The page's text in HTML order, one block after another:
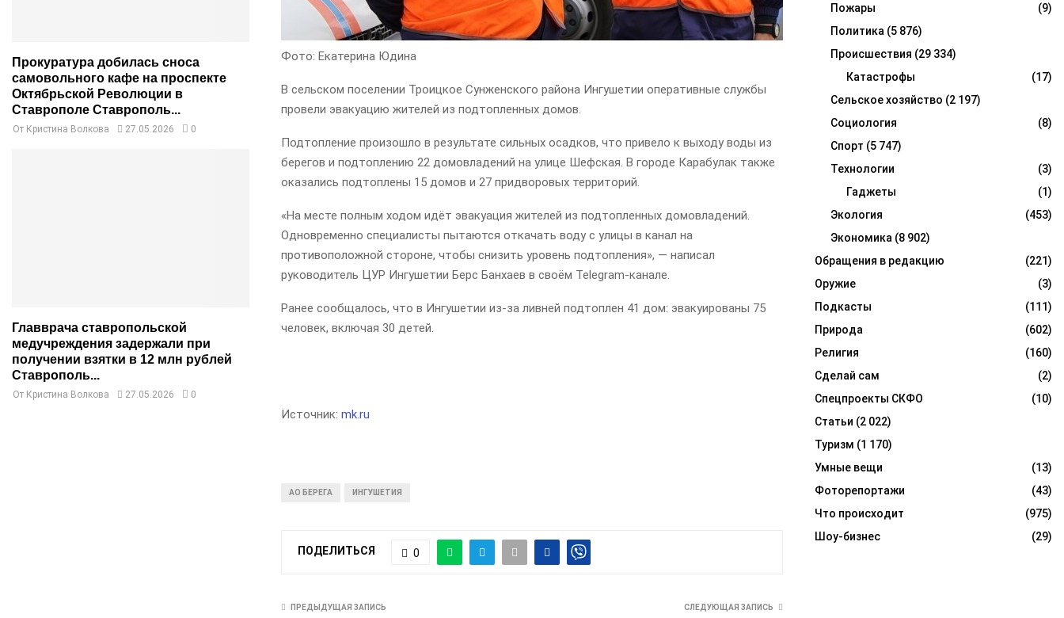
Фото: Екатерина Юдина
В сельском поселении Троицкое Сунженского района Ингушетии оперативные службы
провели эвакуацию жителей из подтопленных домов.
Подтопление произошло в результате сильных осадков, что привело к выходу воды из
берегов и подтоплению 22 домовладений на улице Шефская. В городе Карабулак также
оказались подтоплены 15 домов и 27 придворовых территорий.
«На месте полным ходом идёт эвакуация жителей из подтопленных домовладений.
Одновременно специалисты пытаются откачать воду с улицы в канал на
противоположной стороне, чтобы снизить уровень подтопления», — написал
руководитель ЦУР Ингушетии Берс Банхаев в своём Telegram-канале.
Ранее сообщалось, что в Ингушетии из-за ливней подтоплен 41 дом: эвакуированы 75
человек, включая 30 детей.
Источник: mk.ru
АО БЕРЕГА ИНГУШЕТИЯ
ПОДЕЛИТЬСЯ 0
ПРЕДЫДУЩАЯ ЗАПИСЬ СЛЕДУЮЩАЯ ЗАПИСЬ
Прокуратура добилась сноса
самовольного кафе на проспекте
Октябрьской Революции в
Ставрополе Ставрополь...
От Кристина Волкова 27.05.2026 0
Главврача ставропольской
медучреждения задержали при
получении взятки в 12 млн рублей
Ставрополь...
От Кристина Волкова 27.05.2026 0
Пожары
(9)
Политика (5 876)
Происшествия (29 334)
Катастрофы
(17)
Сельское хозяйство (2 197)
Социология
(8)
Спорт (5 747)
Технологии
(3)
Гаджеты
(1)
Экология
(453)
Экономика (8 902)
Обращения в редакцию
(221)
Оружие
(3)
Подкасты
(111)
Природа
(602)
Религия
(160)
Сделай сам
(2)
Спецпроекты СКФО
(10)
Статьи (2 022)
Туризм (1 170)
Умные вещи
(13)
Фоторепортажи
(43)
Что происходит
(975)
Шоу-бизнес
(29)